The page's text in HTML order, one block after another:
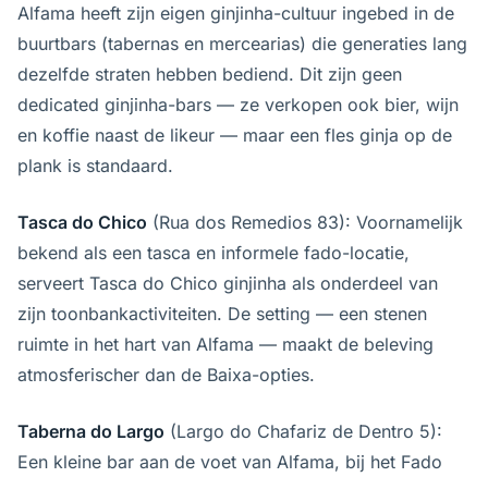
Alfama heeft zijn eigen ginjinha-cultuur ingebed in de
buurtbars (tabernas en mercearias) die generaties lang
dezelfde straten hebben bediend. Dit zijn geen
dedicated ginjinha-bars — ze verkopen ook bier, wijn
en koffie naast de likeur — maar een fles ginja op de
plank is standaard.
Tasca do Chico (Rua dos Remedios 83): Voornamelijk
bekend als een tasca en informele fado-locatie,
serveert Tasca do Chico ginjinha als onderdeel van
zijn toonbankactiviteiten. De setting — een stenen
ruimte in het hart van Alfama — maakt de beleving
atmosferischer dan de Baixa-opties.
Taberna do Largo (Largo do Chafariz de Dentro 5):
Een kleine bar aan de voet van Alfama, bij het Fado